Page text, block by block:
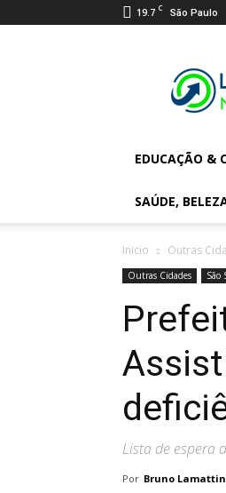
19.7 C São Paulo
Digital
News
EDUCAÇÃO &
SAÚDE,
Inicio Outras
Outras Cidades São
Lista de espera
Por Bruno